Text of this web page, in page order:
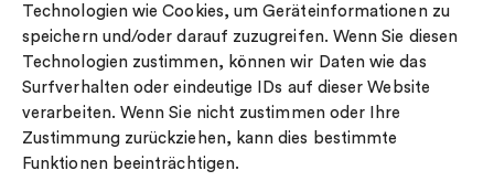
Technologien wie Cookies, um Geräteinformationen zu
speichern und/oder darauf zuzugreifen. Wenn Sie diesen
Technologien zustimmen, können wir Daten wie das
Surfverhalten oder eindeutige IDs auf dieser Website
verarbeiten. Wenn Sie nicht zustimmen oder Ihre
Zustimmung zurückziehen, kann dies bestimmte
Funktionen beeinträchtigen.
Ringgröße
Widerrufsrecht
Cookie-policy
Sekretesspolicy